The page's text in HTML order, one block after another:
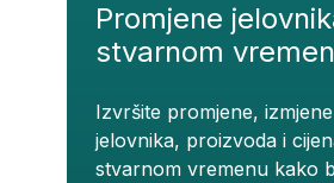
Promjene
stvarnom
Izvršite promjene,
jelovnika, proizvoda i
stvarnom vremenu kako